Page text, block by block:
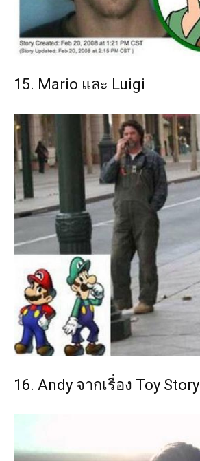
15. Mario และ Luigi
16. Andy จากเรื่อง Toy Story